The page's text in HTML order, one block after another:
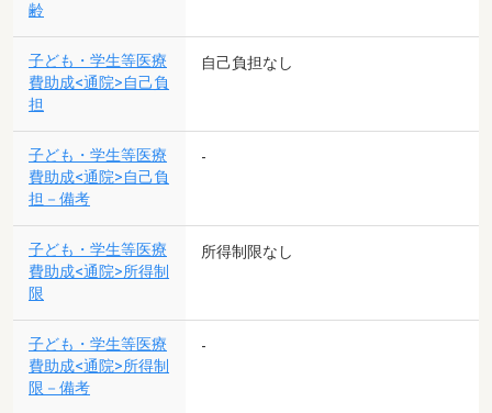
齢
子ども・学生等医療
費助成<通院>自己負
担
自己負担なし
子ども・学生等医療
費助成<通院>自己負
担－備考
-
子ども・学生等医療
費助成<通院>所得制
限
所得制限なし
子ども・学生等医療
費助成<通院>所得制
限－備考
-